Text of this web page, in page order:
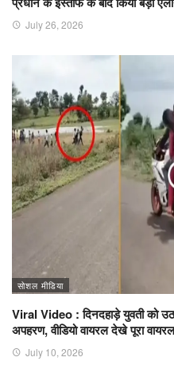
July 26, 2026
सोशल मीडिया
Viral Video : दिनदहाड़े युवती को
अपहरण, वीडियो वायरल देखे पूरा वायरल
July 10, 2026